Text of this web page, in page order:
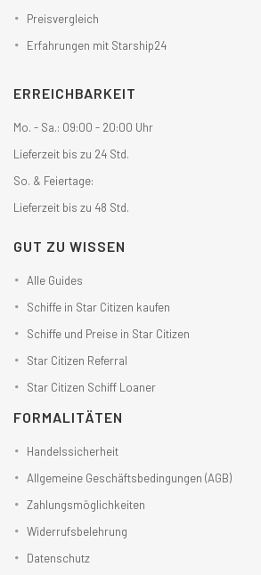
Preisvergleich
Erfahrungen mit Starship24
ERREICHBARKEIT
Mo. - Sa.: 09:00 - 20:00 Uhr
Lieferzeit bis zu 24 Std.
So. & Feiertage:
Lieferzeit bis zu 48 Std.
GUT ZU WISSEN
Alle Guides
Schiffe in Star Citizen kaufen
Schiffe und Preise in Star Citizen
Star Citizen Referral
Star Citizen Schiff Loaner
FORMALITÄTEN
Handelssicherheit
Allgemeine Geschäftsbedingungen (AGB)
Zahlungsmöglichkeiten
Widerrufsbelehrung
Datenschutz